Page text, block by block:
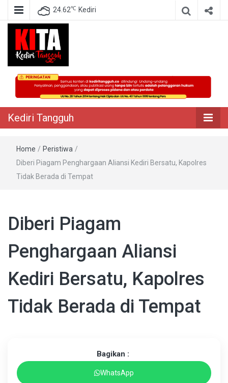
24.62℃ Kediri
Kediri Tangguh
Berita Akurat Terpercaya
Kediri Tangguh
Home / Peristiwa /
Diberi Piagam Penghargaan Aliansi Kediri Bersatu, Kapolres
Tidak Berada di Tempat
Diberi Piagam
Penghargaan Aliansi
Kediri Bersatu, Kapolres
Tidak Berada di Tempat
Bagikan :
WhatsApp